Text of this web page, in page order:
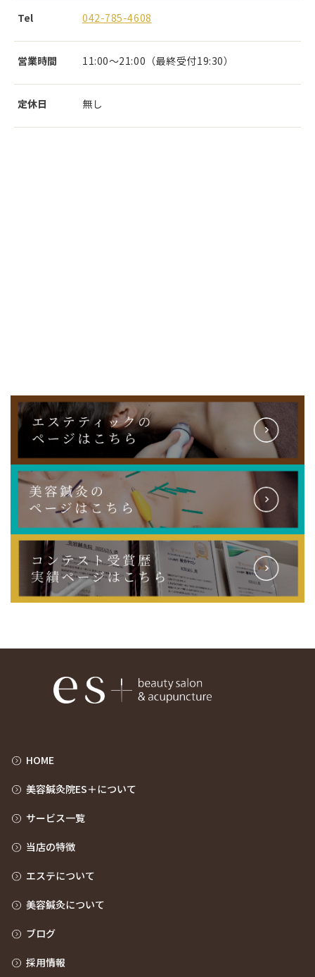
Tel 042-785-4608
営業時間 11:00～21:00（最終受付19:30）
定休日 無し
HOME
美容鍼灸院ES＋について
サービス一覧
当店の特徴
エステについて
美容鍼灸について
ブログ
採用情報